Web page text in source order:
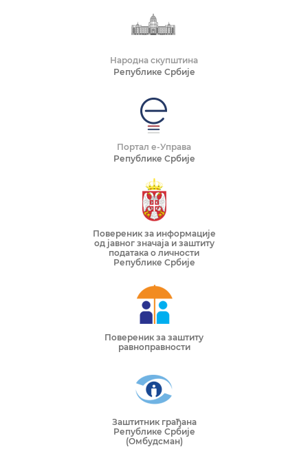
Народна скупштина
Републике Србије
Портал е-Управа
Републике Србије
Повереник за информације
од јавног значаја и заштиту
података о личности
Републике Србије
Повереник за заштиту
равноправности
Заштитник грађана
Републике Србије
(Омбудсман)